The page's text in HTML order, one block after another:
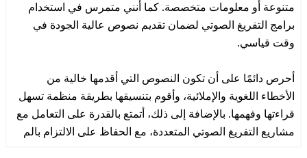
متنوعة أو معلومات متخصصة. كما أنني متمرس في استخدام
برامج التفريغ الصوتي لضمان تقديم نصوص عالية الجودة في
وقت قياسي.
أحرص دائمًا على أن تكون النصوص التي أقدمها خالية من
الأخطاء اللغوية والإملائية، وأقوم بتنسيقها بطريقة منظمة تسهل
قراءتها وفهمها. بالإضافة إلى ذلك، أتمتع بالقدرة على التعامل مع
مشاريع التفريغ الصوتي المتعددة، مع الحفاظ على الالتزام بالم